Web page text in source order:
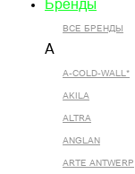
Бренды
ВСЕ БРЕНДЫ
A
A-COLD-WALL*
AKILA
ALTRA
ANGLAN
ARTE ANTWERP